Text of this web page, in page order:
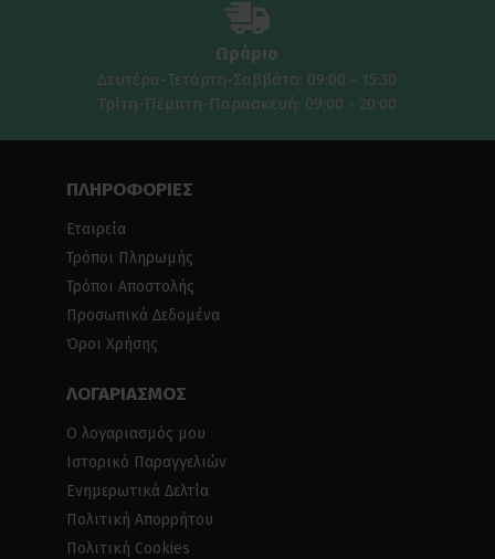
Ωράριο
Δευτέρα-Τετάρτη-Σαββάτο: 09:00 - 15:30
Τρίτη-Πέμπτη-Παρασκευή: 09:00 - 20:00
ΠΛΗΡΟΦΟΡΙΕΣ
Εταιρεία
Τρόποι Πληρωμής
Τρόποι Αποστολής
Προσωπικά Δεδομένα
Όροι Χρήσης
ΛΟΓΑΡΙΑΣΜΟΣ
Ο λογαριασμός μου
Ιστορικό Παραγγελιών
Ενημερωτικά Δελτία
Πολιτική Απορρήτου
Πολιτική Cookies